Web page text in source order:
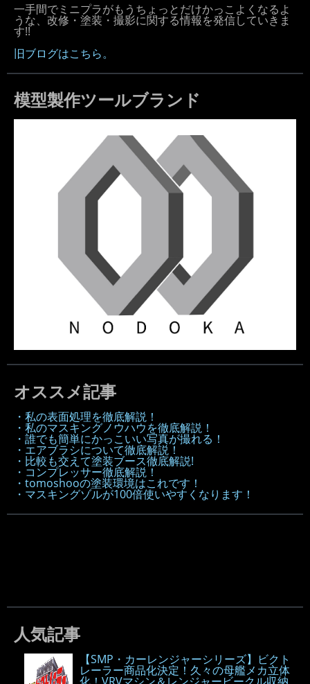
一手間でミニプラがもうちょっとだけかっこよくなるよ
うな、改修・塗装・撮影に関する情報を発信していきま
す!!
旧ブログはこちら。
模型製作ツールブランド
オススメ記事
・私の表面処理を徹底解説！
・私のマスキングノウハウを徹底解説！
・誰でも簡単にかっこいい写真が撮れる！
・エアブラシについて徹底解説！
・比較も交えて塗装ブース徹底解説!
・コンプレッサー徹底解説！
・tomoshooの塗装環境はこれです！
・マスキングゾルが100倍使いやすくなります！
人気記事
【SMP・カーレンジャーシリーズ】ビクト
レーラー商品化決定！久々の母艦メカ立体